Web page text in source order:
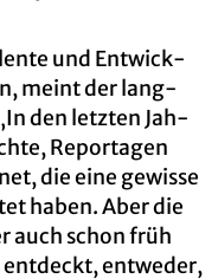
und Ent­wick­
meint der lang­
den letz­ten Jah­
Re­por­ta­gen
die eine ge­wis­se
haben. Aber die
auch schon früh
ent­deckt, ent­we­der,